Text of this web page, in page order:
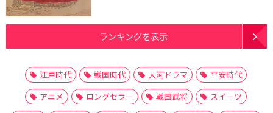
ランキングを表示
江戸時代 戦国時代 大河ドラマ
平安時代
アニメ
ロングセラー 戦国武将
スイーツ